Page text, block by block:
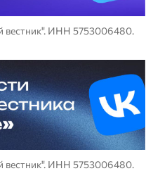
вестник". ИНН 5753006480.
вестник". ИНН 5753006480.